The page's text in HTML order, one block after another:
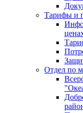
Тарифы и
Отдел по